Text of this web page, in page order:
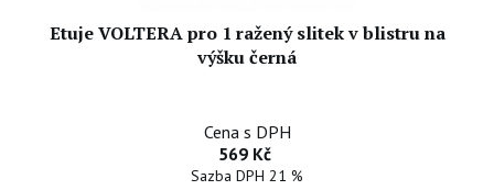
Etuje VOLTERA pro 1 ražený slitek v blistru na
výšku černá
Cena s DPH
569 Kč
Sazba DPH 21 %